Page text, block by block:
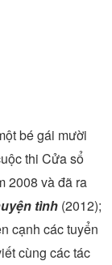
bé gái mười
thi Cửa sổ
2008 và đã ra
tình (2012);
cạnh các tuyển
cùng các tác